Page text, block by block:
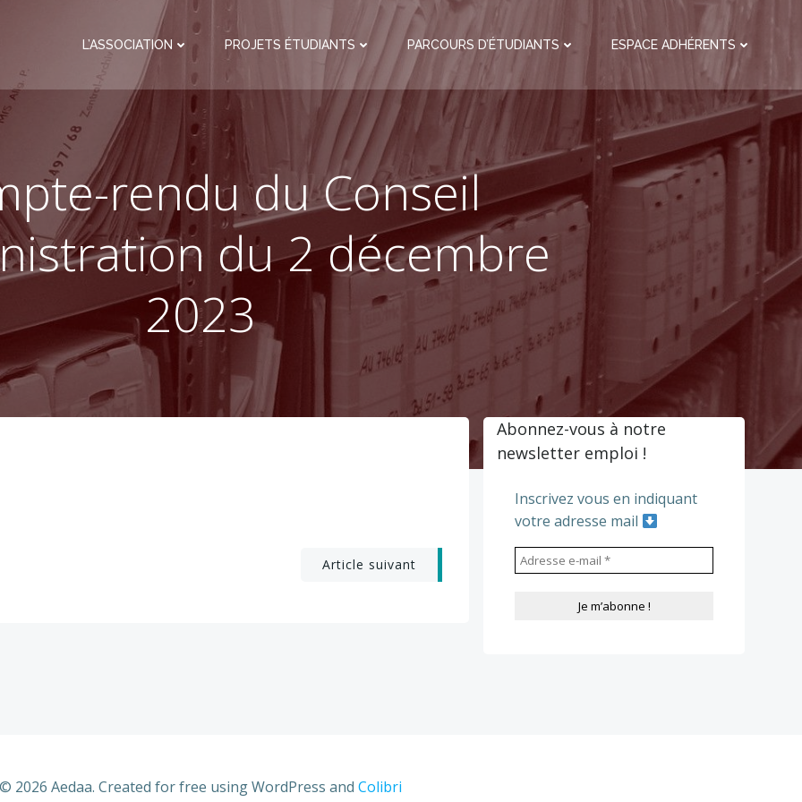
L’ASSOCIATION PROJETS ÉTUDIANTS PARCOURS D’ÉTUDIANTS ESPACE ADHÉRENTS
rendu du Conseil
du 2 décembre
2023
Article suivant
Abonnez-vous à notre
newsletter emploi !
Inscrivez vous en indiquant
votre adresse mail
© 2026 Aedaa. Created for free using WordPress and Colibri